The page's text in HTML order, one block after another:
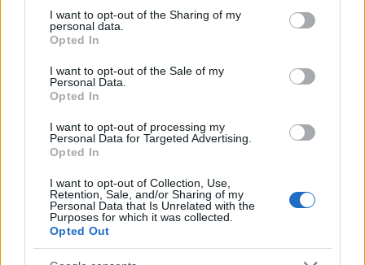
I want to opt-out of the Sharing of my
personal data.
Opted In
I want to opt-out of the Sale of my
Personal Data.
Opted In
I want to opt-out of processing my
Personal Data for Targeted Advertising.
Opted In
I want to opt-out of Collection, Use,
Retention, Sale, and/or Sharing of my
Personal Data that Is Unrelated with the
Purposes for which it was collected.
Opted Out
Nessuno presidia l’omogeneità del giudizio e
questo traligna in arbitrio, con l’albagia di
scambia l’indulgenza per generosità
pedagogica. Così il diploma cessa di attestare un
lo si è conseguito.
La sperequazione
Qui la difformità cessa di essere accademica. Il
100 e la lode non sono orpelli estetici ma